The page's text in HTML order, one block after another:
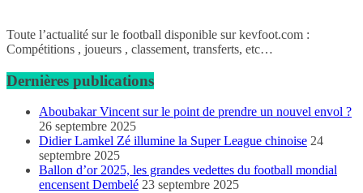
Toute l’actualité sur le football disponible sur kevfoot.com :
Compétitions , joueurs , classement, transferts, etc…
Dernières publications
Aboubakar Vincent sur le point de prendre un nouvel envol ?
26 septembre 2025
Didier Lamkel Zé illumine la Super League chinoise 24
septembre 2025
Ballon d’or 2025, les grandes vedettes du football mondial
encensent Dembelé 23 septembre 2025